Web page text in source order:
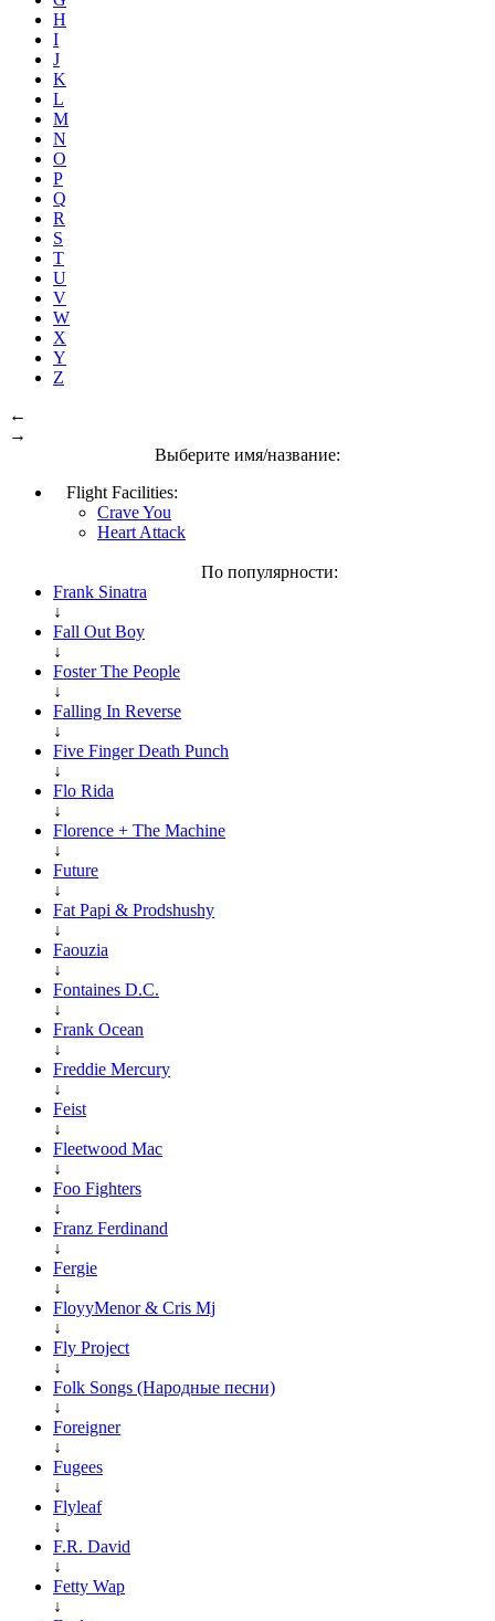
H
I
J
K
L
M
N
O
P
Q
R
S
T
U
V
W
X
Y
Z
←
→
Выберите имя/название:
Flight Facilities:
Crave You
Heart Attack
По популярности:
Frank Sinatra
↓
Fall Out Boy
↓
Foster The People
↓
Falling In Reverse
↓
Five Finger Death Punch
↓
Flo Rida
↓
Florence + The Machine
↓
Future
↓
Fat Papi & Prodshushy
↓
Faouzia
↓
Fontaines D.C.
↓
Frank Ocean
↓
Freddie Mercury
↓
Feist
↓
Fleetwood Mac
↓
Foo Fighters
↓
Franz Ferdinand
↓
Fergie
↓
FloyyMenor & Cris Mj
↓
Fly Project
↓
Folk Songs (Народные песни)
↓
Foreigner
↓
Fugees
↓
Flyleaf
↓
F.R. David
↓
Fetty Wap
↓